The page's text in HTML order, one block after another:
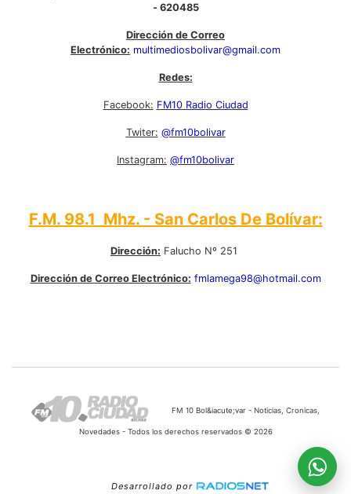
- 620485
Dirección de Correo
Electrónico: multimediosbolivar@gmail.com
Redes:
Facebook: FM10 Radio Ciudad
Twiter: @fm10bolivar
Instagram: @fm10bolivar
F.M. 98.1 Mhz. - San Carlos De Bolívar:
Dirección: Falucho Nº 251
Dirección de Correo Electrónico: fmlamega98@hotmail.com
FM 10 Bol&iacute;var - Noticias, Cronicas,
Novedades - Todos los derechos reservados © 2026
Desarrollado por